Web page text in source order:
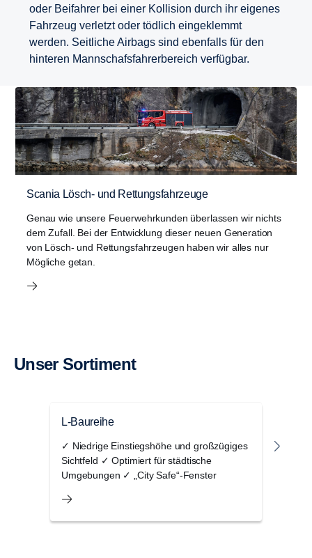
oder Beifahrer bei einer Kollision durch ihr eigenes
Fahrzeug verletzt oder tödlich eingeklemmt
werden. Seitliche Airbags sind ebenfalls für den
hinteren Mannschafsfahrerbereich verfügbar.
Scania Lösch- und Rettungsfahrzeuge
Genau wie unsere Feuerwehrkunden überlassen wir nichts
dem Zufall. Bei der Entwicklung dieser neuen Generation
von Lösch- und Rettungsfahrzeugen haben wir alles nur
Mögliche getan.
Unser Sortiment
L-Baureihe
✓ Niedrige Einstiegshöhe und großzügiges
Sichtfeld ✓ Optimiert für städtische
Umgebungen ✓ „City Safe“-Fenster